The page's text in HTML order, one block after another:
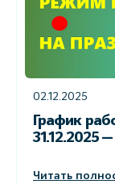
02.12.2025
График
31.12.2025
Читать